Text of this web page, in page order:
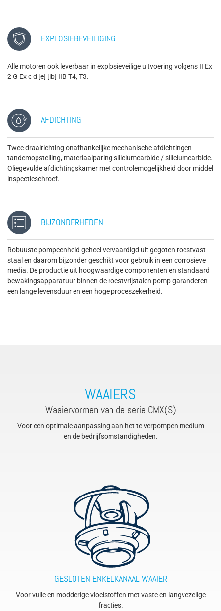
EXPLOSIEBEVEILIGING
Alle motoren ook leverbaar in explosieveilige uitvoering volgens II Ex
2 G Ex c d [e] [ib] IIB T4, T3.
AFDICHTING
Twee draairichting onafhankelijke mechanische afdichtingen
tandemopstelling, materiaalparing siliciumcarbide / siliciumcarbide.
Oliegevulde afdichtingskamer met controlemogelijkheid door middel
inspectieschroef.
BIJZONDERHEDEN
Robuuste pompeenheid geheel vervaardigd uit gegoten roestvast
staal en daarom bijzonder geschikt voor gebruik in een corrosieve
media. De productie uit hoogwaardige componenten en standaard
bewakingsapparatuur binnen de roestvrijstalen pomp garanderen
een lange levensduur en een hoge proceszekerheid.
WAAIERS
Waaiervormen van de serie CMX(S)
Voor een optimale aanpassing aan het te verpompen medium
en de bedrijfsomstandigheden.
GESLOTEN ENKELKANAAL WAAIER
Voor vuile en modderige vloeistoffen met vaste en langvezelige
fracties.